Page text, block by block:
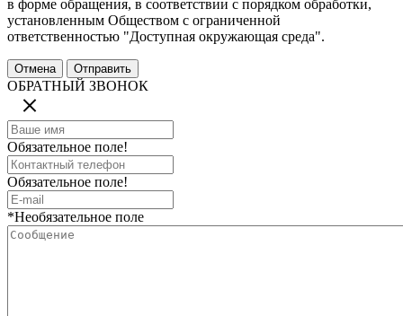
в форме обращения, в соответствии с порядком обработки,
установленным Обществом с ограниченной
ответственностью "Доступная окружающая среда".
ОБРАТНЫЙ ЗВОНОК
Обязательное поле!
Обязательное поле!
*Необязательное поле